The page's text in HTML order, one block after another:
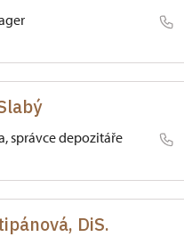
správce depozitáře
DiS.